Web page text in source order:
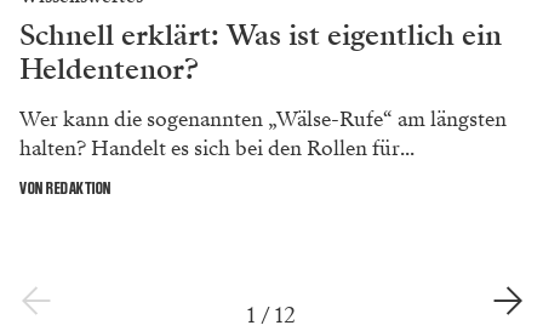
Schnell erklärt: Was ist eigentlich ein
Heldentenor?
Wer kann die sogenannten „Wälse-Rufe“ am längsten
halten? Handelt es sich bei den Rollen für...
VON REDAKTION
1 /12